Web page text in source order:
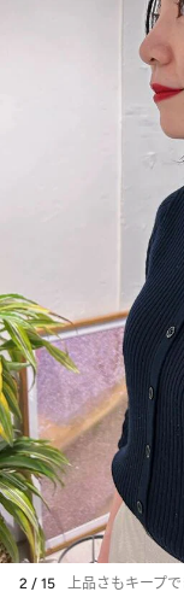
2 / 15 上品さもキープで